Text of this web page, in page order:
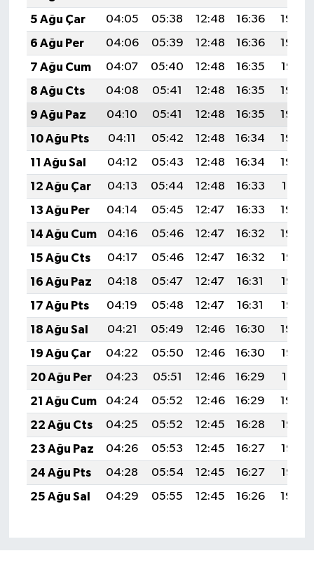
5 Ağu Çar
04:05 05:38 12:48 16:36
19:49
6 Ağu Per
04:06 05:39 12:48 16:36
19:48
7 Ağu Cum
04:07 05:40 12:48 16:35
19:47
8 Ağu Cts
04:08 05:41 12:48 16:35
19:46
9 Ağu Paz
04:10 05:41 12:48 16:35
19:45
10 Ağu Pts
04:11 05:42 12:48 16:34
19:43
11 Ağu Sal
04:12 05:43 12:48 16:34
19:42
12 Ağu Çar
04:13 05:44 12:48 16:33
19:41
13 Ağu Per
04:14 05:45 12:47 16:33
19:40
14 Ağu Cum
04:16 05:46 12:47 16:32
19:39
15 Ağu Cts
04:17 05:46 12:47 16:32
19:37
16 Ağu Paz
04:18 05:47 12:47 16:31
19:36
17 Ağu Pts
04:19 05:48 12:47 16:31
19:35
18 Ağu Sal
04:21 05:49 12:46 16:30
19:34
19 Ağu Çar
04:22 05:50 12:46 16:30
19:32
20 Ağu Per
04:23 05:51 12:46 16:29
19:31
21 Ağu Cum
04:24 05:52 12:46 16:29
19:30
22 Ağu Cts
04:25 05:52 12:45 16:28
19:28
23 Ağu Paz
04:26 05:53 12:45 16:27
19:27
24 Ağu Pts
04:28 05:54 12:45 16:27
19:26
25 Ağu Sal
04:29 05:55 12:45 16:26 19:24